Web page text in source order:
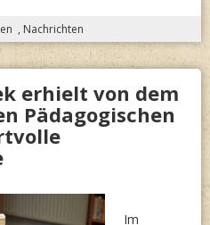
, Nachrichten
erhielt von dem
Pädagogischen
Im